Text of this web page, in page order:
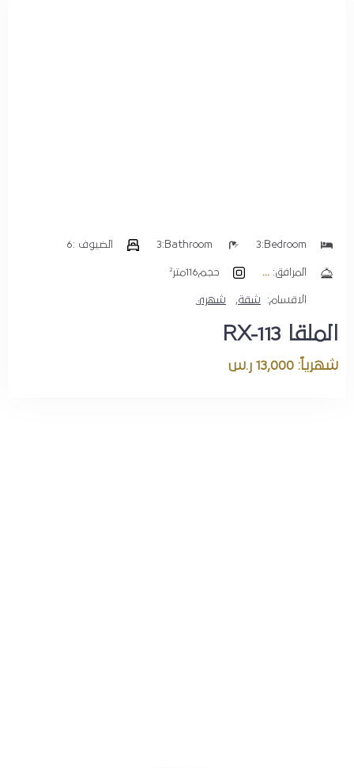
الملقا RX-113
شهرياً: 13,000 ر.س
Bedroom:
3
Bathroom:
3 الضيوف :6
المرافق: حجم116متر²
الاقسام: شقة, شهري